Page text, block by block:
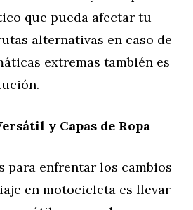
que pueda afectar tu
alternativas en caso de
extremas también es
y Capas de Ropa
para enfrentar los cambios
en motocicleta es llevar